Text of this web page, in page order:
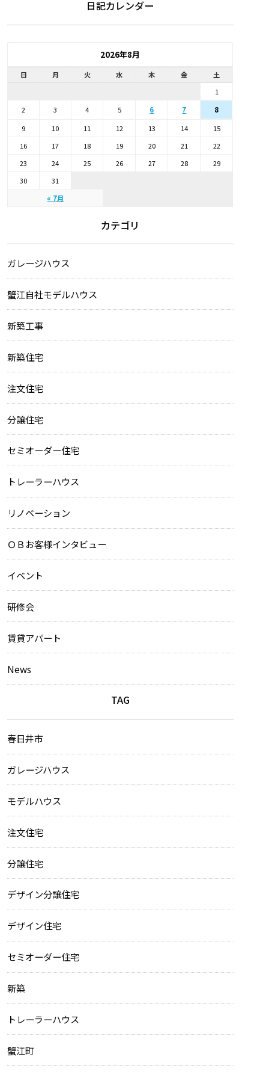
日記カレンダー
2026年8月
日 月 火 水 木 金 土
« 7月
1
2
3 4 5 6 7
8
9
10 11 12 13 14
15
16
17 18 19 20 21
22
23
24 25 26 27 28
29
30
31
カテゴリ
ガレージハウス
蟹江自社モデルハウス
新築工事
新築住宅
注文住宅
分譲住宅
セミオーダー住宅
トレーラーハウス
リノベーション
ＯＢお客様インタビュー
イベント
研修会
賃貸アパート
News
TAG
春日井市
ガレージハウス
モデルハウス
注文住宅
分譲住宅
デザイン分譲住宅
デザイン住宅
セミオーダー住宅
新築
トレーラーハウス
蟹江町